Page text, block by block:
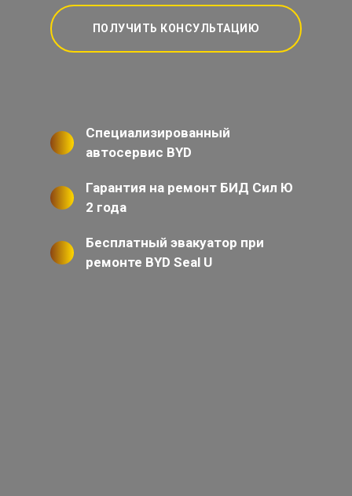
ПОЛУЧИТЬ КОНСУЛЬТАЦИЮ
Специализированный
автосервис BYD
Гарантия на ремонт БИД Сил Ю
2 года
Бесплатный эвакуатор при
ремонте BYD Seal U